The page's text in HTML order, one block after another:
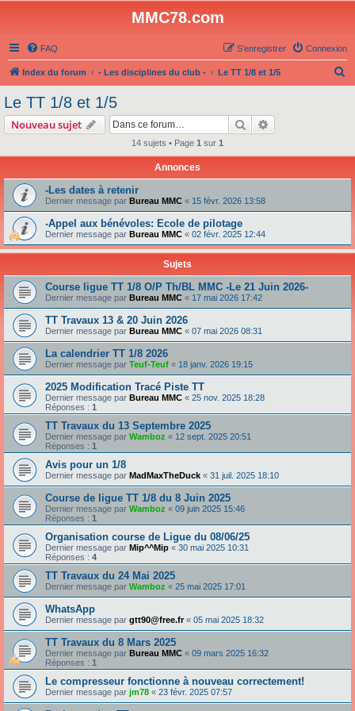
MMC78.com
FAQ Connexion
S’enregistrer
Index du forum - Les disciplines du club - Le TT 1/8 et 1/5
r
Le TT 1/8 et 1/5
Nouveau sujet Rechercher
14 sujets • Page 1 sur 1
Annonces
-Les dates à retenir
Dernier message par Bureau MMC « 15 févr. 2026 13:58
-Appel aux bénévoles: Ecole de pilotage
Dernier message par Bureau MMC « 02 févr. 2025 12:44
Sujets
Course ligue TT 1/8 O/P Th/BL MMC -Le 21 Juin 2026-
Dernier message par Bureau MMC « 17 mai 2026 17:42
TT Travaux 13 & 20 Juin 2026
Dernier message par Bureau MMC « 07 mai 2026 08:31
La calendrier TT 1/8 2026
Dernier message par Teuf-Teuf « 18 janv. 2026 19:15
2025 Modification Tracé Piste TT
Dernier message par Bureau MMC « 25 nov. 2025 18:28
Réponses : 1
TT Travaux du 13 Septembre 2025
Dernier message par Wamboz « 12 sept. 2025 20:51
Réponses : 1
Avis pour un 1/8
Dernier message par MadMaxTheDuck « 31 juil. 2025 18:10
Course de ligue TT 1/8 du 8 Juin 2025
Dernier message par Wamboz « 09 juin 2025 15:46
Réponses : 1
Organisation course de Ligue du 08/06/25
Dernier message par Mip^^Mip « 30 mai 2025 10:31
Réponses : 4
TT Travaux du 24 Mai 2025
Dernier message par Wamboz « 25 mai 2025 17:01
WhatsApp
Dernier message par gtt90@free.fr« 05 mai 2025 18:32
TT Travaux du 8 Mars 2025
Dernier message par Bureau MMC « 09 mars 2025 16:32
Réponses : 1
Le compresseur fonctionne à nouveau correctement!
Dernier message par jm78 « 23 févr. 2025 07:57